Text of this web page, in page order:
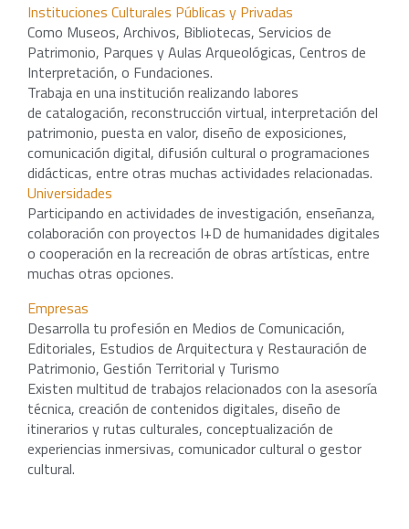
Instituciones Culturales Públicas y Privadas
Como Museos, Archivos, Bibliotecas, Servicios de
Patrimonio, Parques y Aulas Arqueológicas, Centros de
Interpretación, o Fundaciones.
Trabaja en una institución realizando labores
de catalogación, reconstrucción virtual, interpretación del
patrimonio, puesta en valor, diseño de exposiciones,
comunicación digital, difusión cultural o programaciones
didácticas, entre otras muchas actividades relacionadas.
Universidades
Participando en actividades de investigación, enseñanza,
colaboración con proyectos I+D de humanidades digitales
o cooperación en la recreación de obras artísticas, entre
muchas otras opciones.
Empresas
Desarrolla tu profesión en Medios de Comunicación,
Editoriales, Estudios de Arquitectura y Restauración de
Patrimonio, Gestión Territorial y Turismo
Existen multitud de trabajos relacionados con la asesoría
técnica, creación de contenidos digitales, diseño de
itinerarios y rutas culturales, conceptualización de
experiencias inmersivas, comunicador cultural o gestor
cultural.